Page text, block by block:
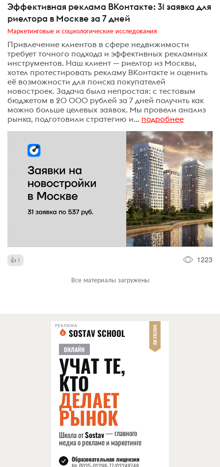
Эффективная реклама ВКонтакте: 31 заявка для
риелтора в Москве за 7 дней
Маркетинговые и социологические исследования
Привлечение клиентов в сфере недвижимости
требует точного подхода и эффективных рекламных
инструментов. Наш клиент — риелтор из Москвы,
хотел протестировать рекламу ВКонтакте и оценить
её возможности для поиска покупателей
новостроек. Задача была непростая: с тестовым
бюджетом в 20 000 рублей за 7 дней получить как
можно больше целевых заявок. Мы провели анализ
рынка, подготовили стратегию и... подробнее
1 1223
Все материалы загружены
РЕКЛАМА